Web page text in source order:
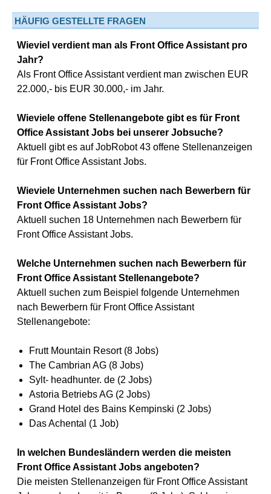
HÄUFIG GESTELLTE FRAGEN
Wieviel verdient man als Front Office Assistant pro
Jahr?
Als Front Office Assistant verdient man zwischen EUR
22.000,- bis EUR 30.000,- im Jahr.
Wieviele offene Stellenangebote gibt es für Front
Office Assistant Jobs bei unserer Jobsuche?
Aktuell gibt es auf JobRobot 43 offene Stellenanzeigen
für Front Office Assistant Jobs.
Wieviele Unternehmen suchen nach Bewerbern für
Front Office Assistant Jobs?
Aktuell suchen 18 Unternehmen nach Bewerbern für
Front Office Assistant Jobs.
Welche Unternehmen suchen nach Bewerbern für
Front Office Assistant Stellenangebote?
Aktuell suchen zum Beispiel folgende Unternehmen
nach Bewerbern für Front Office Assistant
Stellenangebote:
Frutt Mountain Resort (8 Jobs)
The Cambrian AG (8 Jobs)
Sylt- headhunter. de (2 Jobs)
Astoria Betriebs AG (2 Jobs)
Grand Hotel des Bains Kempinski (2 Jobs)
Das Achental (1 Job)
In welchen Bundesländern werden die meisten
Front Office Assistant Jobs angeboten?
Die meisten Stellenanzeigen für Front Office Assistant